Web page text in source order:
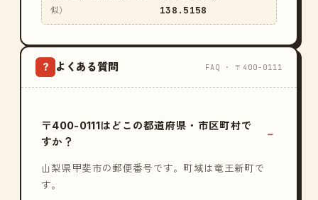
似）
138.5158
? よくある質問 FAQ · 〒400-0111
〒400-0111はどこの都道府県・市区町村で
すか？
山梨県甲斐市の郵便番号です。町域は竜王新町で
す。